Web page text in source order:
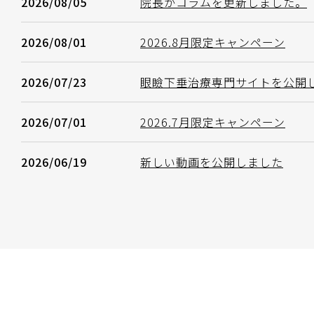
2026/08/01 2026.8月限定キャンペーン
2026/07/23 眼瞼下垂治療専門サイトを公開
2026/07/01 2026.7月限定キャンペーン
2026/06/19 新しい動画を公開しました